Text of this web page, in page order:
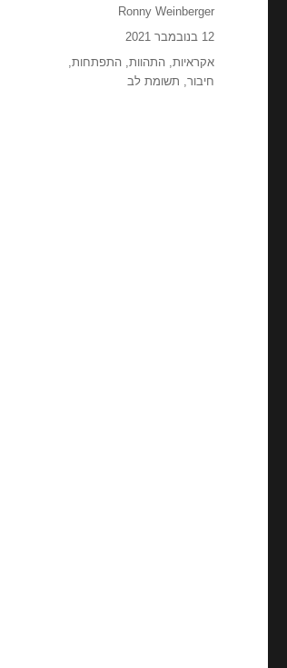
מחבר
Ronny Weinberger
פורסם
12 בנובמבר 2021
תגיות
אקראיות,התהוות,התפתחות,
חיבור, תשומת לב